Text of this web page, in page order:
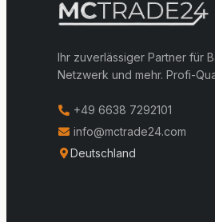
Ihr zuverlässiger Partner für
Netzwerk und mehr. Profi-
+49 6638 7292101
info@mctrade24.com
Deutschland